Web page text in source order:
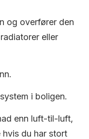
og overfører den
eller
i boligen.
enn luft-til-luft,
hvis du har stort